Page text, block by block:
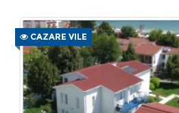
CAZARE VILE